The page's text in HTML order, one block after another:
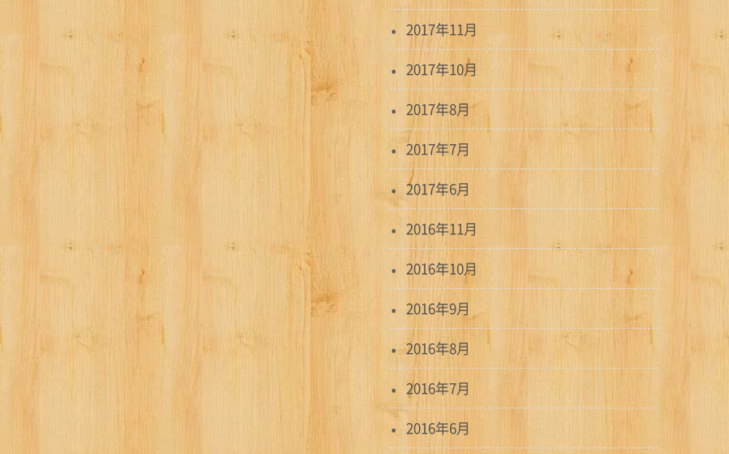
2017年11月
2017年10月
2017年8月
2017年7月
2017年6月
2016年11月
2016年10月
2016年9月
2016年8月
2016年7月
2016年6月